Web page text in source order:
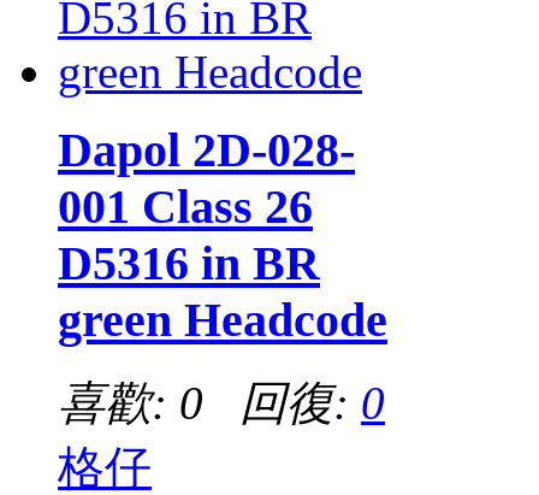
Dapol 2D-028-
001 Class 26
D5316 in BR
green Headcode
喜歡: 0 回復: 0
格仔